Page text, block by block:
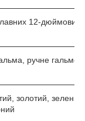
12-дюймових
ручне гальмо
золотий, зелений,